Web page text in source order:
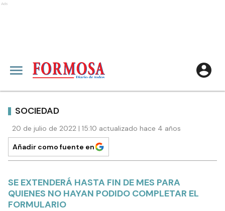
Ads
SOCIEDAD
20 de julio de 2022 | 15:10 actualizado hace 4 años
Añadir como fuente en
SE EXTENDERÁ HASTA FIN DE MES PARA
QUIENES NO HAYAN PODIDO COMPLETAR EL
FORMULARIO